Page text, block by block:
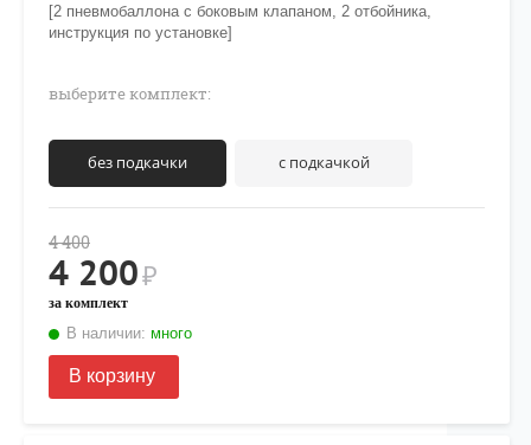
[2 пневмобаллона с боковым клапаном, 2 отбойника,
инструкция по установке]
выберите комплект:
без подкачки с подкачкой
4 400
4 200₽
за комплект
В наличии: много
В корзину